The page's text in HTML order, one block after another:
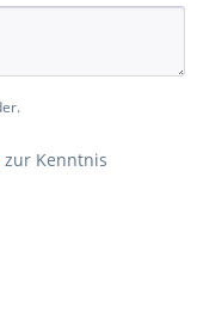
zur Kenntnis